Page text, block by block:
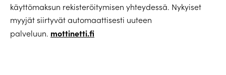
käyttömaksun rekisteröitymisen yhteydessä. Nykyiset
myyjät siirtyvät automaattisesti uuteen
palveluun. mottinetti.fi